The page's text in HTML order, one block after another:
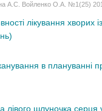
А.С. Войленко О.А. №1(25)
лікування
в плануванні
лівого шлуночка